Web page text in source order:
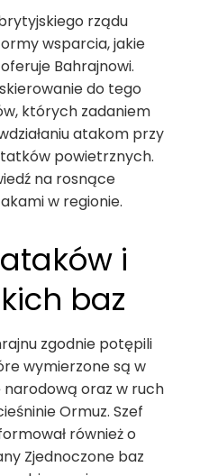
rządu
wsparcia, jakie
Bahrajnowi.
do tego
których zadaniem
atakom przy
powietrznych.
na rosnące
w regionie.
i
baz
zgodnie potępili
wymierzone są w
oraz w ruch
Ormuz. Szef
również o
Zjednoczone baz